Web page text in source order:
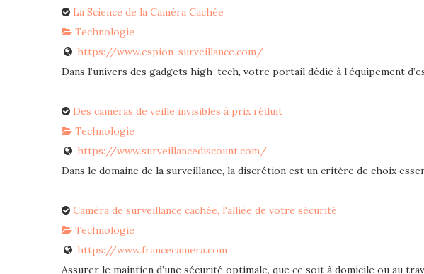
La Science de la Caméra Cachée
Technologie
https://www.espion-surveillance.com/
Dans l’univers des gadgets high-tech, votre portail dédié à l’équipement
Des caméras de veille invisibles à prix réduit
Technologie
https://www.surveillancediscount.com/
Dans le domaine de la surveillance, la discrétion est un critère de choix
Caméra de surveillance cachée, l'alliée de votre sécurité
Technologie
https://www.francecamera.com
Assurer le maintien d’une sécurité optimale, que ce soit à domicile ou au